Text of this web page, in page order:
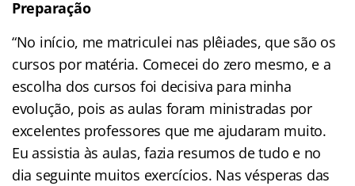
Preparação
“No início, me matriculei nas plêiades, que são os
cursos por matéria. Comecei do zero mesmo, e a
escolha dos cursos foi decisiva para minha
evolução, pois as aulas foram ministradas por
excelentes professores que me ajudaram muito.
Eu assistia às aulas, fazia resumos de tudo e no
dia seguinte muitos exercícios. Nas vésperas das